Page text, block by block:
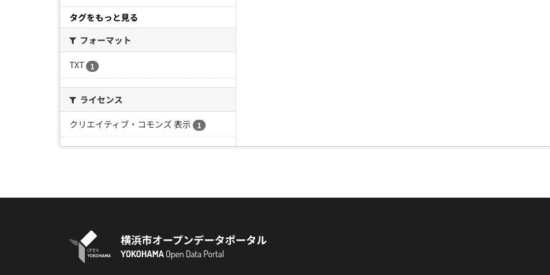
タグをもっと見る
フォーマット
TXT
1
ライセンス
クリエイティブ・コモンズ 表示
1